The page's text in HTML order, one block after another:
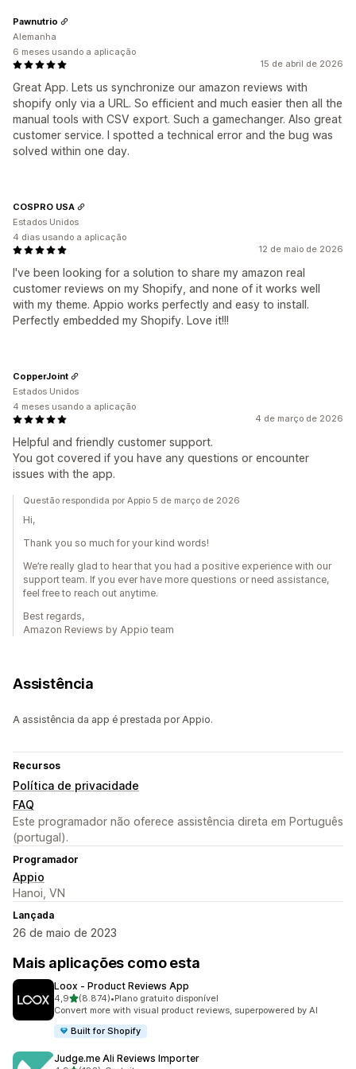
15 de abril de 2026
Great App. Lets us synchronize our amazon reviews with
shopify only via a URL. So efficient and much easier then all the
manual tools with CSV export. Such a gamechanger. Also great
customer service. I spotted a technical error and the bug was
solved within one day.
Pawnutrio
Alemanha
6 meses usando a aplicação
12 de maio de 2026
I've been looking for a solution to share my amazon real
customer reviews on my Shopify, and none of it works well
with my theme. Appio works perfectly and easy to install.
Perfectly embedded my Shopify. Love it!!!
COSPRO USA
Estados Unidos
4 dias usando a aplicação
4 de março de 2026
Helpful and friendly customer support.
You got covered if you have any questions or encounter
issues with the app.
CopperJoint
Estados Unidos
4 meses usando a aplicação
Questão respondida por Appio 5 de março de 2026
Hi,
Thank you so much for your kind words!
We’re really glad to hear that you had a positive experience with our
support team. If you ever have more questions or need assistance,
feel free to reach out anytime.
Best regards,
Amazon Reviews by Appio team
Assistência
A assistência da app é prestada por Appio.
Recursos
Política de privacidade
FAQ
Este programador não oferece assistência direta em Português
(portugal).
Programador
Appio
Hanoi, VN
Lançada
26 de maio de 2023
Mais aplicações como esta
Loox ‑ Product Reviews App
4,9de 5 estrelas
(8.874)
8874 total de avaliações
•Plano gratuito disponível
Convert more with visual product reviews, superpowered by AI
Built for Shopify
Judge.me Ali Reviews Importer